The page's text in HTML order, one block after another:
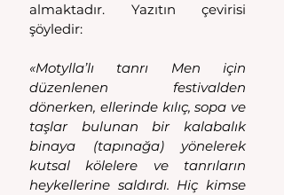
almaktadır. Yazıtın çevirisi
şöyledir:
«Motylla’lı tanrı Men için
düzenlenen festivalden
dönerken, ellerinde kılıç, sopa ve
taşlar bulunan bir kalabalık
binaya (tapınağa) yönelerek
kutsal kölelere ve tanrıların
heykellerine saldırdı. Hiç kimse